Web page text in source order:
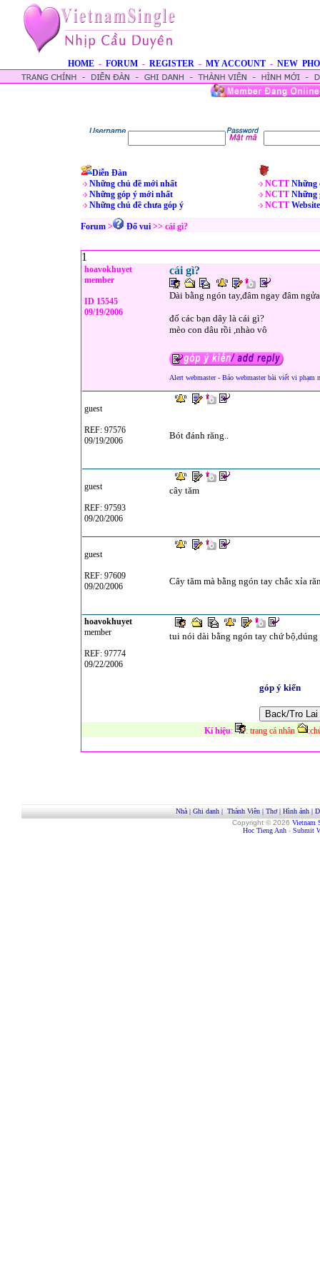
HOME - FORUM - REGISTER - MY ACCOUNT - NEW
Diễn Đàn
Những chủ đề mới nhất
Những góp ý mới nhất
Những chủ đề chưa góp ý
NCTT Những
NCTT Những
NCTT Website
Forum > Ðố vui >> cái gì?
1
hoavokhuyet
member
ID 15545
09/19/2006
cái gì?
Dài bằng ngón tay,đâm ngay đâm
đố các bạn dây là cái gì?
mèo con dâu rồi ,nhào vô
Alert webmaster - Báo webmaster bài viết vi phạm
guest
REF: 97576
09/19/2006
Bót đánh răng..
guest
REF: 97593
09/20/2006
cây tăm
guest
REF: 97609
09/20/2006
Cây tăm mà bằng ngón tay chắc xỉa
hoavokhuyet
member
REF: 97774
09/22/2006
tui nói dài bằng ngón tay chứ bộ,dúng
góp ý kiến
Kí hiệu: : trang cá nhân :
Nhà| Ghi danh| Thành Viên| Thơ| Hình ảnh|
Copyright © 2026 Vietnam
Hoc Tieng Anh - Submit